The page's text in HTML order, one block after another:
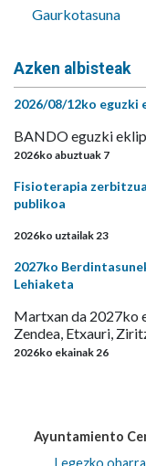
Gaurkotasuna
Azken albisteak
2026/08/12ko
BANDO eguzki
2026ko abuztuak 7
Fisioterapia
publikoa
2026ko uztailak 23
2027ko
Lehiaketa
Martxan da 2027ko
Zendea, Etxauri,
2026ko ekainak 26
Ayuntamiento
Legezko oharra